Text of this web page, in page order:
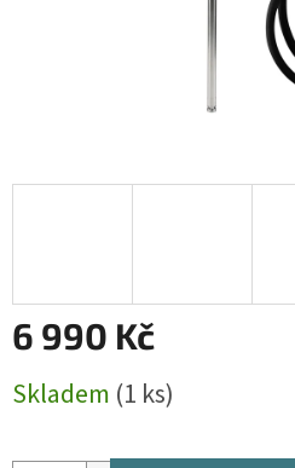
6 990 Kč
cena:
Skladem (1 ks)